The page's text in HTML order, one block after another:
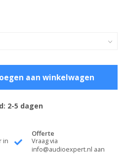
aan winkelwagen
2-5 dagen
in
Offerte
Vraag via
info@audioexpert.nl aan